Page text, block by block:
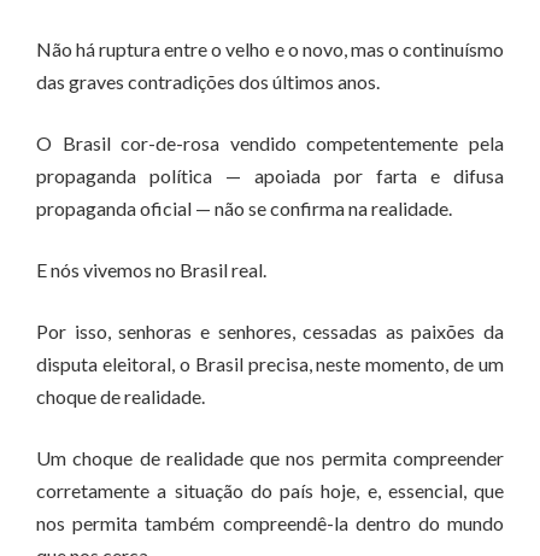
Não há ruptura entre o velho e o novo, mas o continuísmo
das graves contradições dos últimos anos.
O Brasil cor-de-rosa vendido competentemente pela
propaganda política — apoiada por farta e difusa
propaganda oficial — não se confirma na realidade.
E nós vivemos no Brasil real.
Por isso, senhoras e senhores, cessadas as paixões da
disputa eleitoral, o Brasil precisa, neste momento, de um
choque de realidade.
Um choque de realidade que nos permita compreender
corretamente a situação do país hoje, e, essencial, que
nos permita também compreendê-la dentro do mundo